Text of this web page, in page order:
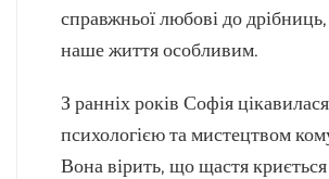
справжньої любові до дрібниць,
наше життя особливим.
З ранніх років Софія
психологією та мистецтвом
Вона вірить, що щастя